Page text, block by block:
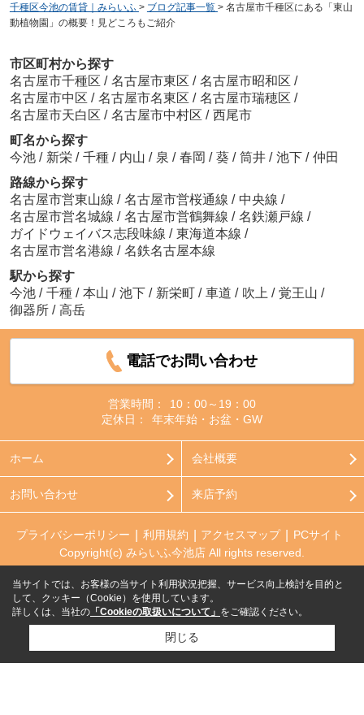
千種区今池の賃貸｜みらいふ > ブログ記事一覧 > 名古屋市千種区にある「東山
動植物園」の概要！見どころもご紹介
市区町村から探す
名古屋市千種区 / 名古屋市東区 / 名古屋市昭和区 /
名古屋市中区 / 名古屋市名東区 / 名古屋市瑞穂区 /
名古屋市天白区 / 名古屋市中村区 / 西尾市
町名から探す
今池 / 新栄 / 千種 / 内山 / 泉 / 春岡 / 葵 / 筒井 / 池下 / 仲田
路線から探す
名古屋市営東山線 / 名古屋市営桜通線 / 中央線 /
名古屋市営名城線 / 名古屋市営鶴舞線 / 名鉄瀬戸線 /
ガイドウェイバス志段味線 / 東海道本線 /
名古屋市営名港線 / 名鉄名古屋本線
駅から探す
今池 / 千種 / 本山 / 池下 / 新栄町 / 車道 / 吹上 / 覚王山 /
御器所 / 高岳
電話でお問い合わせ
営業時間：
10：00～19：00
定休日：
年末年始・お盆・GW
ホーム 会社概要
お問い合わせ 来店予約
プライバシーポリシー 利用規約 アクセスマップ
PCサイト
Copyright(c) みらいふ今池店 All rights reserved.
当サイトでは、お客様の当サイト利用状況把握、サービス向上検討を目的と
して、クッキー（Cookie）を使用しています。
詳しくは、当社の 「Cookieの取扱いについて」 をご確認ください。
閉じる